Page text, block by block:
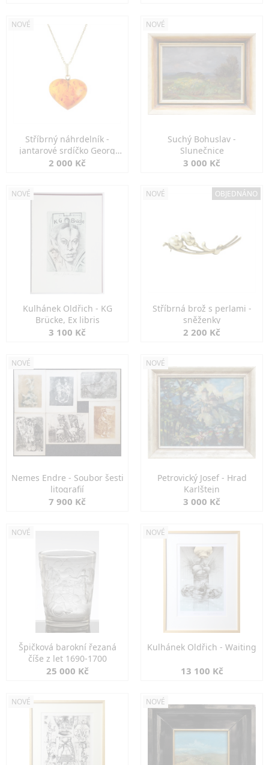
NOVÉ
Stříbrný náhrdelník -
jantarové srdíčko Georg
Kramer
2 000 Kč
NOVÉ
Suchý Bohuslav -
Slunečnice
3 000 Kč
NOVÉ
Kulhánek Oldřich - KG
Brücke, Ex libris
3 100 Kč
NOVÉ OBJEDNÁNO
Stříbrná brož s perlami -
sněženky
2 200 Kč
NOVÉ
Nemes Endre - Soubor šesti
litografií
7 900 Kč
NOVÉ
Petrovický Josef - Hrad
Karlštejn
3 000 Kč
NOVÉ
Špičková barokní řezaná
číše z let 1690-1700
25 000 Kč
NOVÉ
Kulhánek Oldřich - Waiting
13 100 Kč
NOVÉ NOVÉ